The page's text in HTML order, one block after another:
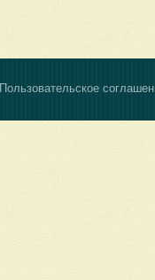
Пользовательское